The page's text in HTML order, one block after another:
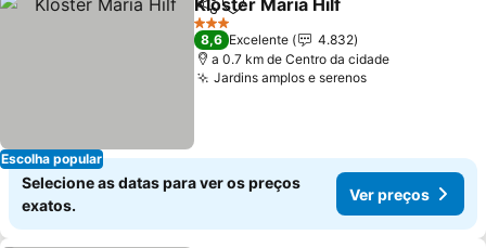
Escolha popular
PartilharAdicionar aos favoritos
Kloster Maria Hilf
3 Estrelas
8,6 Excelente
4.832
a 0.7 km de Centro da cidade
Jardins amplos e serenos
Selecione as datas para ver os preços
exatos.
Ver preços